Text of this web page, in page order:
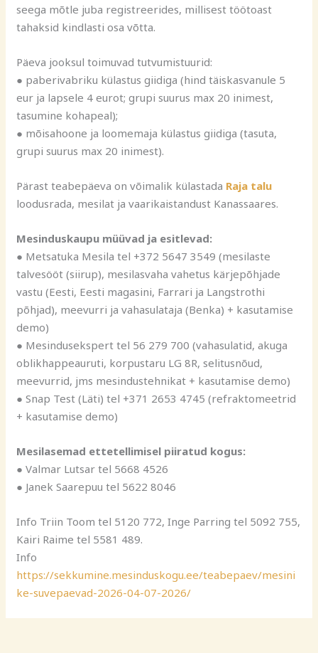
seega mõtle juba registreerides, millisest töötoast
tahaksid kindlasti osa võtta.
Päeva jooksul toimuvad tutvumistuurid:
● paberivabriku külastus giidiga (hind täiskasvanule 5
eur ja lapsele 4 eurot; grupi suurus max 20 inimest,
tasumine kohapeal);
● mõisahoone ja loomemaja külastus giidiga (tasuta,
grupi suurus max 20 inimest).
Pärast teabepäeva on võimalik külastada Raja talu
loodusrada, mesilat ja vaarikaistandust Kanassaares.
Mesinduskaupu müüvad ja esitlevad:
● Metsatuka Mesila tel +372 5647 3549 (mesilaste
talvesööt (siirup), mesilasvaha vahetus kärjepõhjade
vastu (Eesti, Eesti magasini, Farrari ja Langstrothi
põhjad), meevurri ja vahasulataja (Benka) + kasutamise
demo)
● Mesindusekspert tel 56 279 700 (vahasulatid, akuga
oblikhappeauruti, korpustaru LG 8R, selitusnõud,
meevurrid, jms mesindustehnikat + kasutamise demo)
● Snap Test (Läti) tel +371 2653 4745 (refraktomeetrid
+ kasutamise demo)
Mesilasemad ettetellimisel piiratud kogus:
● Valmar Lutsar tel 5668 4526
● Janek Saarepuu tel 5622 8046
Info Triin Toom tel 5120 772, Inge Parring tel 5092 755,
Kairi Raime tel 5581 489.
Info
https://sekkumine.mesinduskogu.ee/teabepaev/mesini
ke-suvepaevad-2026-04-07-2026/